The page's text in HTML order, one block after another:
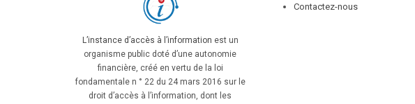
L’instance d’accès à l’information est un
organisme public doté d’une autonomie
financière, créé en vertu de la loi
fondamentale n ° 22 du 24 mars 2016 sur le
droit d’accès à l’information, dont les
Contactez-nous